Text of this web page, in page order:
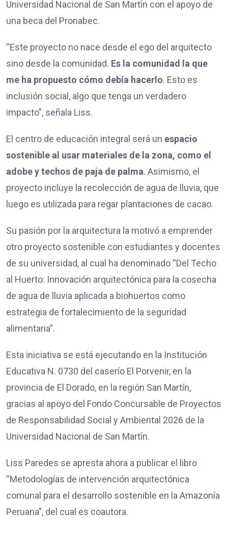
Universidad Nacional de San Martín con el apoyo de
una beca del Pronabec.
“Este proyecto no nace desde el ego del arquitecto
sino desde la comunidad. Es la comunidad la que
me ha propuesto cómo debía hacerlo. Esto es
inclusión social, algo que tenga un verdadero
impacto”, señala Liss.
El centro de educación integral será un espacio
sostenible al usar materiales de la zona, como el
adobe y techos de paja de palma. Asimismo, el
proyecto incluye la recolección de agua de lluvia, que
luego es utilizada para regar plantaciones de cacao.
Su pasión por la arquitectura la motivó a emprender
otro proyecto sostenible con estudiantes y docentes
de su universidad, al cual ha denominado “Del Techo
al Huerto: Innovación arquitectónica para la cosecha
de agua de lluvia aplicada a biohuertos como
estrategia de fortalecimiento de la seguridad
alimentaria”.
Esta iniciativa se está ejecutando en la Institución
Educativa N. 0730 del caserío El Porvenir, en la
provincia de El Dorado, en la región San Martín,
gracias al apoyo del Fondo Concursable de Proyectos
de Responsabilidad Social y Ambiental 2026 de la
Universidad Nacional de San Martín.
Liss Paredes se apresta ahora a publicar el libro
“Metodologías de intervención arquitectónica
comunal para el desarrollo sostenible en la Amazonía
Peruana”, del cual es coautora.